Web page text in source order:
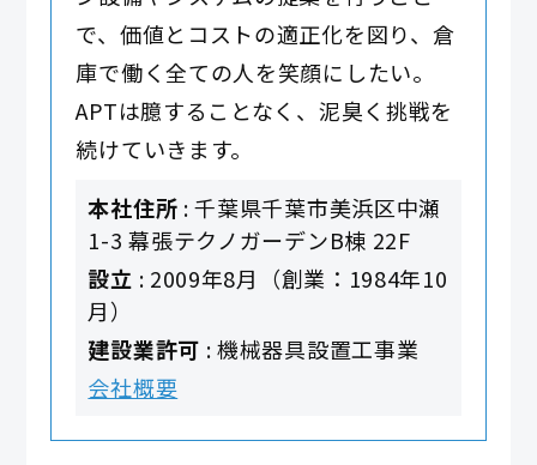
で、価値とコストの適正化を図り、倉
庫で働く全ての人を笑顔にしたい。
APTは臆することなく、泥臭く挑戦を
続けていきます。
本社住所 : 千葉県千葉市美浜区中瀬
1-3 幕張テクノガーデンB棟 22F
設立 : 2009年8月（創業：1984年10
月）
建設業許可 : 機械器具設置工事業
会社概要